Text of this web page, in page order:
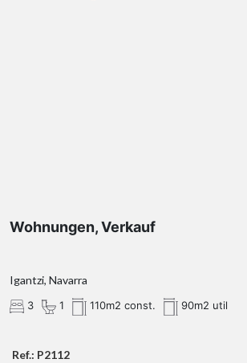
Wohnungen, Verkauf
Igantzi, Navarra
3 1 110m2 const. 90m2 util
Ref.: P2112